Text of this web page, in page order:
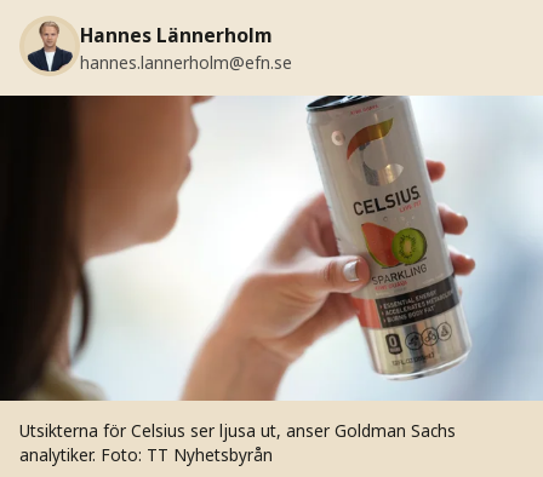
Hannes Lännerholm
hannes.lannerholm@efn.se
Utsikterna för Celsius ser ljusa ut, anser Goldman Sachs
analytiker. Foto: TT Nyhetsbyrån